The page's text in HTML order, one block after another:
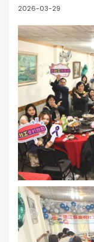
2026-03-29